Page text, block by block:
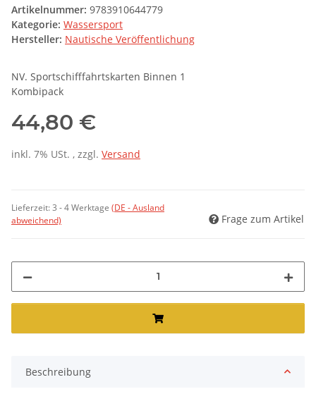
Artikelnummer: 9783910644779
Kategorie: Wassersport
Hersteller: Nautische Veröffentlichung
NV. Sportschifffahrtskarten Binnen 1
Kombipack
44,80 €
inkl. 7% USt. , zzgl. Versand
Lieferzeit:3 - 4 Werktage (DE - Ausland
abweichend)
Frage zum Artikel
Beschreibung